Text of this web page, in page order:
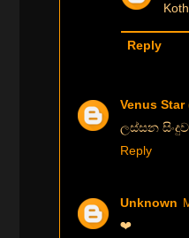
Reply
Venus
ලස්සන
Reply
Unknown
❤